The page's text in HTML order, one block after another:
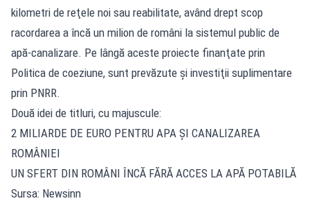
kilometri de reţele noi sau reabilitate, având drept scop
racordarea a încă un milion de români la sistemul public de
apă-canalizare. Pe lângă aceste proiecte finanţate prin
Politica de coeziune, sunt prevăzute și investiţii suplimentare
prin PNRR.
Două idei de titluri, cu majuscule:
2 MILIARDE DE EURO PENTRU APA ȘI CANALIZAREA
ROMÂNIEI
UN SFERT DIN ROMÂNI ÎNCĂ FĂRĂ ACCES LA APĂ POTABILĂ
Sursa: Newsinn